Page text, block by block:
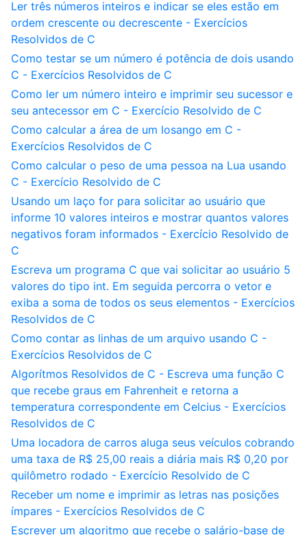
Ler três números inteiros e indicar se eles estão em
ordem crescente ou decrescente - Exercícios
Resolvidos de C
Como testar se um número é potência de dois usando
C - Exercícios Resolvidos de C
Como ler um número inteiro e imprimir seu sucessor e
seu antecessor em C - Exercício Resolvido de C
Como calcular a área de um losango em C -
Exercícios Resolvidos de C
Como calcular o peso de uma pessoa na Lua usando
C - Exercício Resolvido de C
Usando um laço for para solicitar ao usuário que
informe 10 valores inteiros e mostrar quantos valores
negativos foram informados - Exercício Resolvido de
C
Escreva um programa C que vai solicitar ao usuário 5
valores do tipo int. Em seguida percorra o vetor e
exiba a soma de todos os seus elementos - Exercícios
Resolvidos de C
Como contar as linhas de um arquivo usando C -
Exercícios Resolvidos de C
Algorítmos Resolvidos de C - Escreva uma função C
que recebe graus em Fahrenheit e retorna a
temperatura correspondente em Celcius - Exercícios
Resolvidos de C
Uma locadora de carros aluga seus veículos cobrando
uma taxa de R$ 25,00 reais a diária mais R$ 0,20 por
quilômetro rodado - Exercício Resolvido de C
Receber um nome e imprimir as letras nas posições
ímpares - Exercícios Resolvidos de C
Escrever um algoritmo que recebe o salário-base de